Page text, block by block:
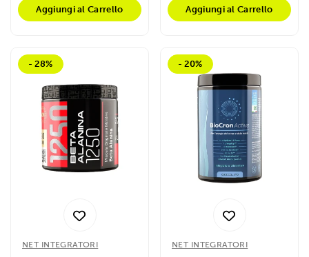
Aggiungi al Carrello Aggiungi al Carrello
- 28%
NET INTEGRATORI
- 20%
NET INTEGRATORI